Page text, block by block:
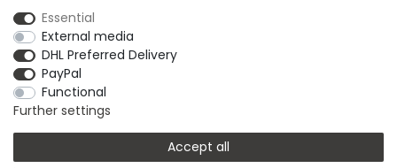
AGB
Datenschutzerklärung
Widerrufsrecht
© Copyright M. Thielemann GmbH 2020 | Alle Rechte
Essential
External media
DHL Preferred Delivery
PayPal
Functional
Further settings
Accept all